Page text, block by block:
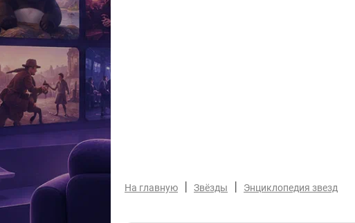
На главную | Звёзды | Энциклопедия звезд